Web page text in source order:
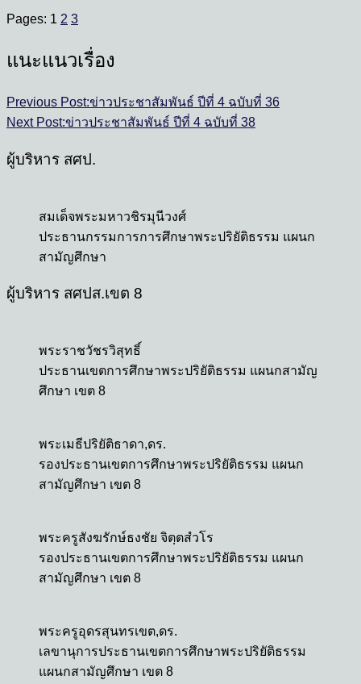
Pages: 1 2 3
แนะแนวเรื่อง
Previous Post:ข่าวประชาสัมพันธ์ ปีที่ 4 ฉบับที่ 36
Next Post:ข่าวประชาสัมพันธ์ ปีที่ 4 ฉบับที่ 38
ผู้บริหาร สศป.
สมเด็จพระมหาวชิรมุนีวงศ์
ประธานกรรมการการศึกษาพระปริยัติธรรม แผนก
สามัญศึกษา
ผู้บริหาร สศปส.เขต 8
พระราชวัชรวิสุทธิ์
ประธานเขตการศึกษาพระปริยัติธรรม แผนกสามัญ
ศึกษา เขต 8
พระเมธีปริยัติธาดา,ดร.
รองประธานเขตการศึกษาพระปริยัติธรรม แผนก
สามัญศึกษา เขต 8
พระครูสังฆรักษ์ธงชัย จิตฺตสํวโร
รองประธานเขตการศึกษาพระปริยัติธรรม แผนก
สามัญศึกษา เขต 8
พระครูอุดรสุนทรเขต,ดร.
เลขานุการประธานเขตการศึกษาพระปริยัติธรรม
แผนกสามัญศึกษา เขต 8